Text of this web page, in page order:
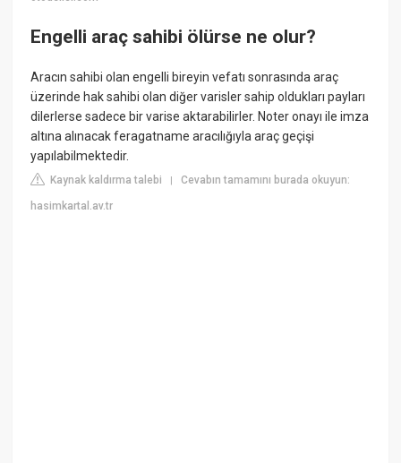
Engelli araç sahibi ölürse ne olur?
Aracın sahibi olan engelli bireyin vefatı sonrasında araç
üzerinde hak sahibi olan diğer varisler sahip oldukları payları
dilerlerse sadece bir varise aktarabilirler. Noter onayı ile imza
altına alınacak feragatname aracılığıyla araç geçişi
yapılabilmektedir.
Kaynak kaldırma talebi |Cevabın tamamını burada okuyun:
hasimkartal.av.tr